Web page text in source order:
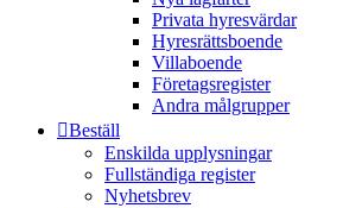
Privata hyresvärdar
Hyresrättsboende
Villaboende
Företagsregister
Andra målgrupper
Beställ
Enskilda upplysningar
Fullständiga register
Nyhetsbrev